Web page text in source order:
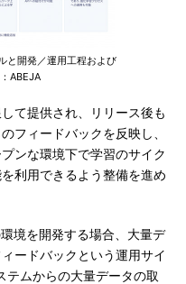
と開発／運用工程および
ABEJA
て提供され、リリース後も
フィードバックを反映し、
ンな環境下で学習のサイク
利用できるよう整備を進め
境を開発する場合、大量デ
ードバックという運用サイ
テムからの大量データの取